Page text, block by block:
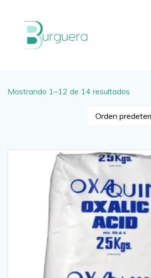
Mostrando 1–12 de 14 resultados